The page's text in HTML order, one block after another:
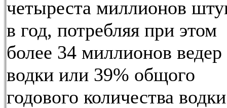
четыреста миллионов
в год, потребляя при этом
более 34 миллионов ведер
водки или 39% общого
годового количества